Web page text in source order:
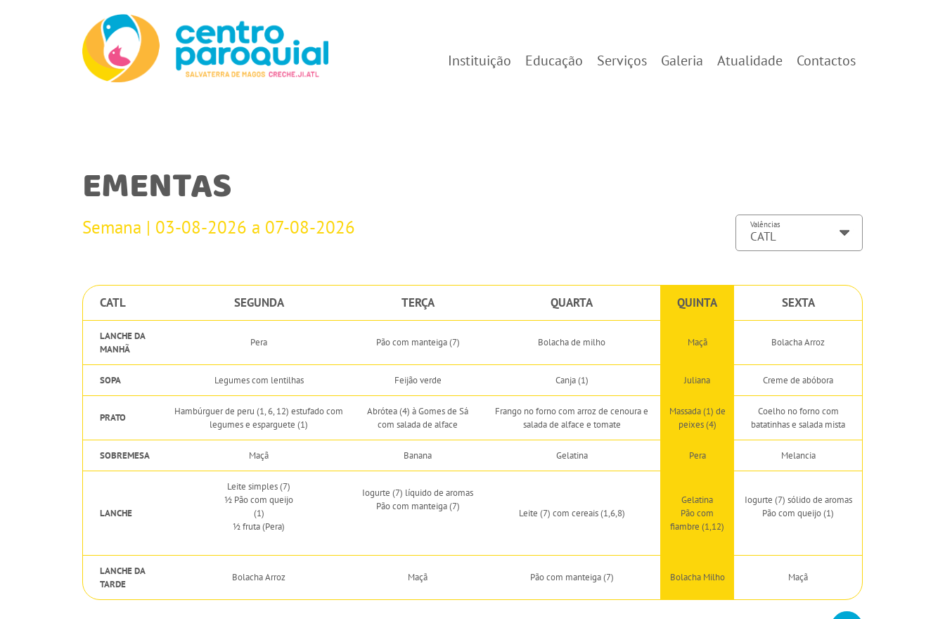
Instituição Educação Serviços Galeria Atualidade Contactos
EMENTAS
Semana | 03-08-2026 a 07-08-2026 Valências
CATL SEGUNDA TERÇA QUARTA QUINTA SEXTA
LANCHE DA
MANHÃ
Pera Pão com manteiga (7) Bolacha de milho Maçã Bolacha Arroz
SOPA Legumes com lentilhas Feijão verde Canja (1) Juliana Creme de abóbora
PRATO
Hambúrguer de peru (1, 6, 12) estufado com
legumes e esparguete (1)
Abrótea (4) à Gomes de Sá
com salada de alface
Frango no forno com arroz de cenoura e
salada de alface e tomate
Massada (1) de
peixes (4)
Coelho no forno com
batatinhas e salada mista
SOBREMESA Maçã Banana Gelatina Pera Melancia
LANCHE
Leite simples (7)
½ Pão com queijo
(1)
½ fruta (Pera)
Iogurte (7) líquido de aromas
Pão com manteiga (7)
Leite (7) com cereais (1,6,8)
Gelatina
Pão com
fiambre (1,12)
Iogurte (7) sólido de aromas
Pão com queijo (1)
LANCHE DA
TARDE
Bolacha Arroz Maçã Pão com manteiga (7) Bolacha Milho Maçã